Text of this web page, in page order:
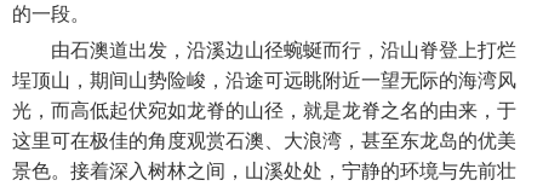
的一段。
由石澳道出发，沿溪边山径蜿蜒而行，沿山脊登上打烂
埕顶山，期间山势险峻，沿途可远眺附近一望无际的海湾风
光，而高低起伏宛如龙脊的山径，就是龙脊之名的由来，于
这里可在极佳的角度观赏石澳、大浪湾，甚至东龙岛的优美
景色。接着深入树林之间，山溪处处，宁静的环境与先前壮